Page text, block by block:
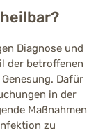
Diagnose und
der betroffenen
Dafür
in der
Maßnahmen
zu